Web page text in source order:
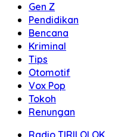
Gen Z
Pendidikan
Bencana
Kriminal
Tips
Otomotif
Vox Pop
Tokoh
Renungan
Radio TIRILOLOK